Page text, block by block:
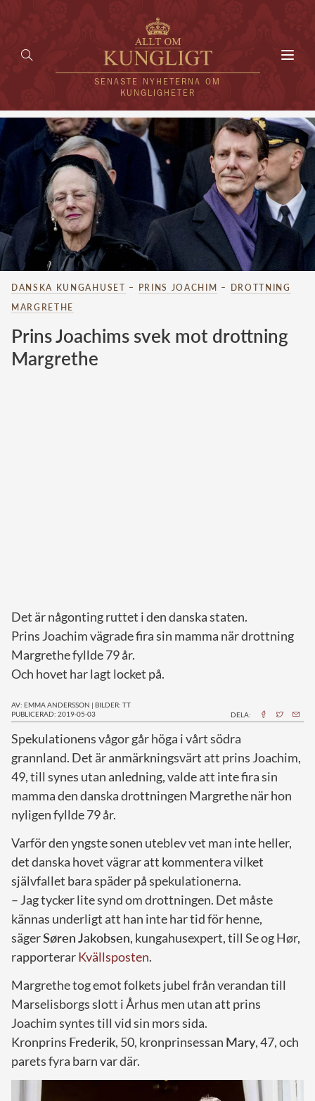
SENASTE NYHETERNA OM
KUNGLIGHETER
HEM
KUNGAFAMILJEN
UTLÄNDSKT
KÄNDISAR
VÄRLDENS KUNGAHUS
Svenska kungahuset
Norska kungahuset
DANSKA KUNGAHUSET – PRINS JOACHIM – DROTTNING
MARGRETHE
Prins Joachims svek mot drottning
Margrethe
Det är någonting ruttet i den danska staten.
Prins Joachim vägrade fira sin mamma när drottning
Margrethe fyllde 79 år.
Och hovet har lagt locket på.
AV: EMMA ANDERSSON | BILDER: TT
PUBLICERAD: 2019-05-03
DELA:
Spekulationens vågor går höga i vårt södra
grannland. Det är anmärkningsvärt att prins Joachim,
49, till synes utan anledning, valde att inte fira sin
mamma den danska drottningen Margrethe när hon
nyligen fyllde 79 år.
Varför den yngste sonen uteblev vet man inte heller,
det danska hovet vägrar att kommentera vilket
självfallet bara späder på spekulationerna.
– Jag tycker lite synd om drottningen. Det måste
kännas underligt att han inte har tid för henne,
sägerSørenJakobsen, kungahusexpert, till Se og Hør,
rapporterarKvällsposten.
Margrethe tog emot folkets jubel från verandan till
Marselisborgs slott i Århus men utan att prins
Joachim syntes till vid sin mors sida.
Kronprins Frederik, 50, kronprinsessan Mary, 47, och
parets fyra barn var där.